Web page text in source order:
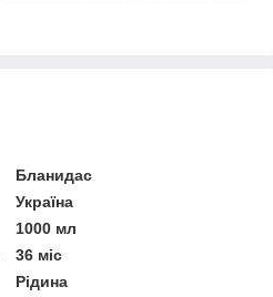
Бланидас
Україна
1000 мл
36 міс
Рідина